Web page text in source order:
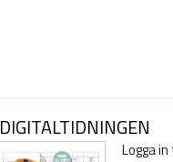
DIGITALTIDNINGEN
Logga